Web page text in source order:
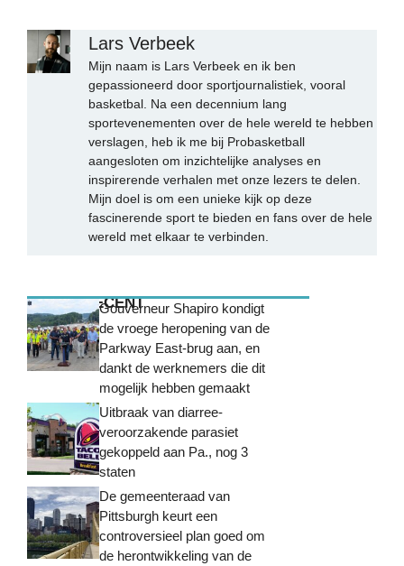
Lars Verbeek
Mijn naam is Lars Verbeek en ik ben
gepassioneerd door sportjournalistiek, vooral
basketbal. Na een decennium lang
sportevenementen over de hele wereld te hebben
verslagen, heb ik me bij Probasketball
aangesloten om inzichtelijke analyses en
inspirerende verhalen met onze lezers te delen.
Mijn doel is om een unieke kijk op deze
fascinerende sport te bieden en fans over de hele
wereld met elkaar te verbinden.
MEEST RECENTGouverneur Shapiro kondigt
de vroege heropening van de
Parkway East-brug aan, en
dankt de werknemers die dit
mogelijk hebben gemaakt
Uitbraak van diarree-
veroorzakende parasiet
gekoppeld aan Pa., nog 3
staten
De gemeenteraad van
Pittsburgh keurt een
controversieel plan goed om
de herontwikkeling van de